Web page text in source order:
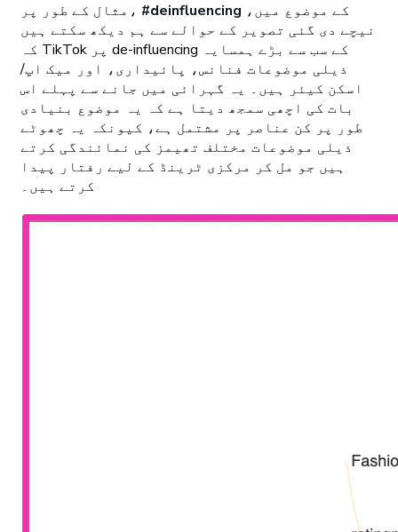
مثال کے طور پر، #deinfluencing
نیچے دی گئی تصویر کے حوالے سے ہم دیکھ سکتے ہیں
کہ TikTok پر de-influencing کے سب سے بڑے ہمسایہ
ذیلی موضوعات فنانس، پائیداری، اور میک اپ/
اسکن کیئر ہیں۔ یہ گہرائی میں جانے سے پہلے اس
بات کی اچھی سمجھ دیتا ہے کہ یہ موضوع بنیادی
طور پر کن عناصر پر مشتمل ہے، کیونکہ یہ چھوٹے
ذیلی موضوعات مختلف تھیمز کی نمائندگی کرتے
ہیں جو مل کر مرکزی ٹرینڈ کے لیے رفتار پیدا
کرتے ہیں۔